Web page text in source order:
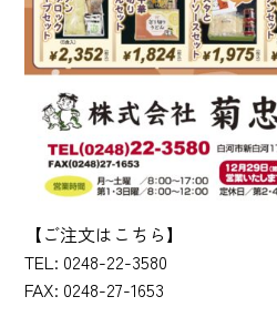
【ご注文はこちら】
TEL: 0248-22-3580
FAX: 0248-27-1653